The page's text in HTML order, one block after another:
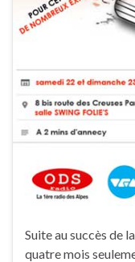
Suite au succès de
quatre mois